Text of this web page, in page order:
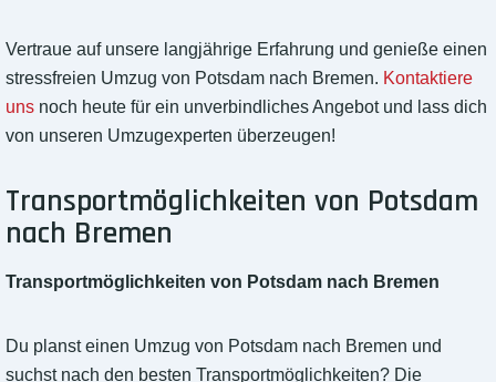
Vertraue auf unsere langjährige Erfahrung und genieße einen
stressfreien Umzug von Potsdam nach Bremen. Kontaktiere
uns noch heute für ein unverbindliches Angebot und lass dich
von unseren Umzugexperten überzeugen!
Transportmöglichkeiten von Potsdam
nach Bremen
Transportmöglichkeiten von Potsdam nach Bremen
Du planst einen Umzug von Potsdam nach Bremen und
suchst nach den besten Transportmöglichkeiten? Die